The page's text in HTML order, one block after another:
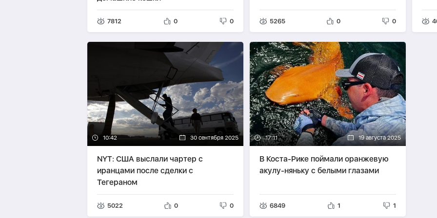
7812 0 0 5265 0 0
10:42 30 сентября 2025
NYT: США выслали чартер с
иранцами после сделки с
Тегераном
5022 0 0
17:11 19 августа 2025
В Коста-Рике поймали оранжевую
акулу-няньку с белыми глазами
6849 1 1